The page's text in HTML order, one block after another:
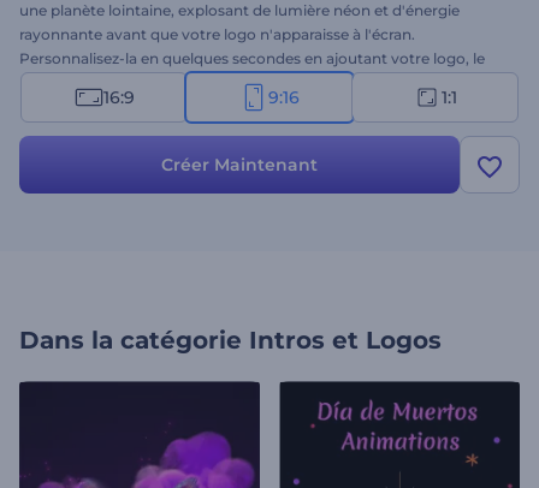
une planète lointaine, explosant de lumière néon et d'énergie
rayonnante avant que votre logo n'apparaisse à l'écran.
Personnalisez-la en quelques secondes en ajoutant votre logo, le
nom de votre marque, votre slogan et une musique de fond. Idéale
pour les génériques de science-fiction, les bandes-annonces, les
thème de l'espace. Essayez-la dès maintenant !
16:9 9:16 1:1
Créer Maintenant
Dans la catégorie Intros et Logos